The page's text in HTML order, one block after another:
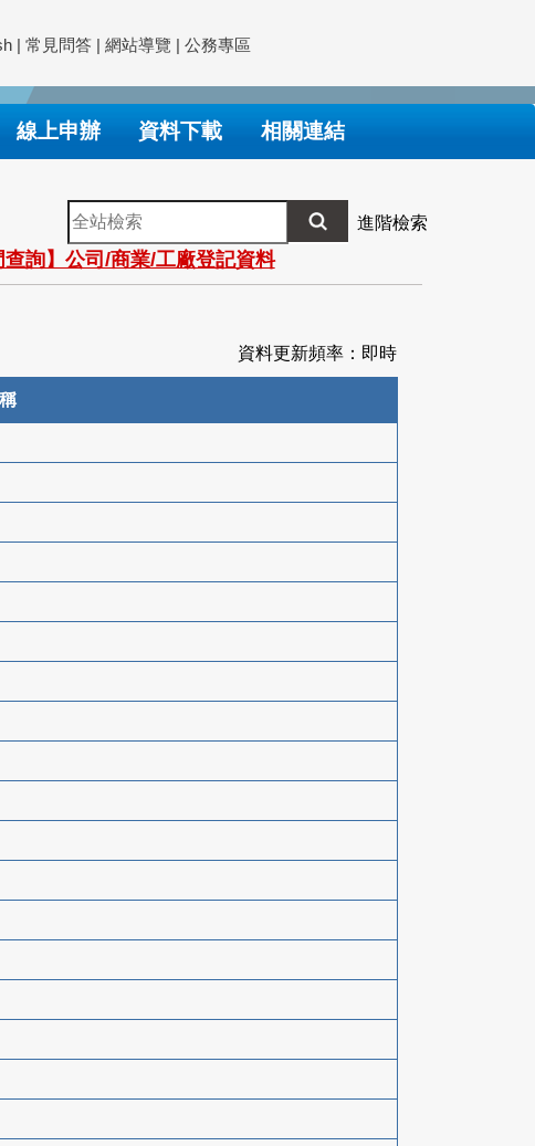
| 常見問答 | 網站導覽 | 公務專區
線上申辦 資料下載 相關連結
全
站
檢
索
進階檢索
查詢】公司/商業/工廠登記資料
資料更新頻率：即時